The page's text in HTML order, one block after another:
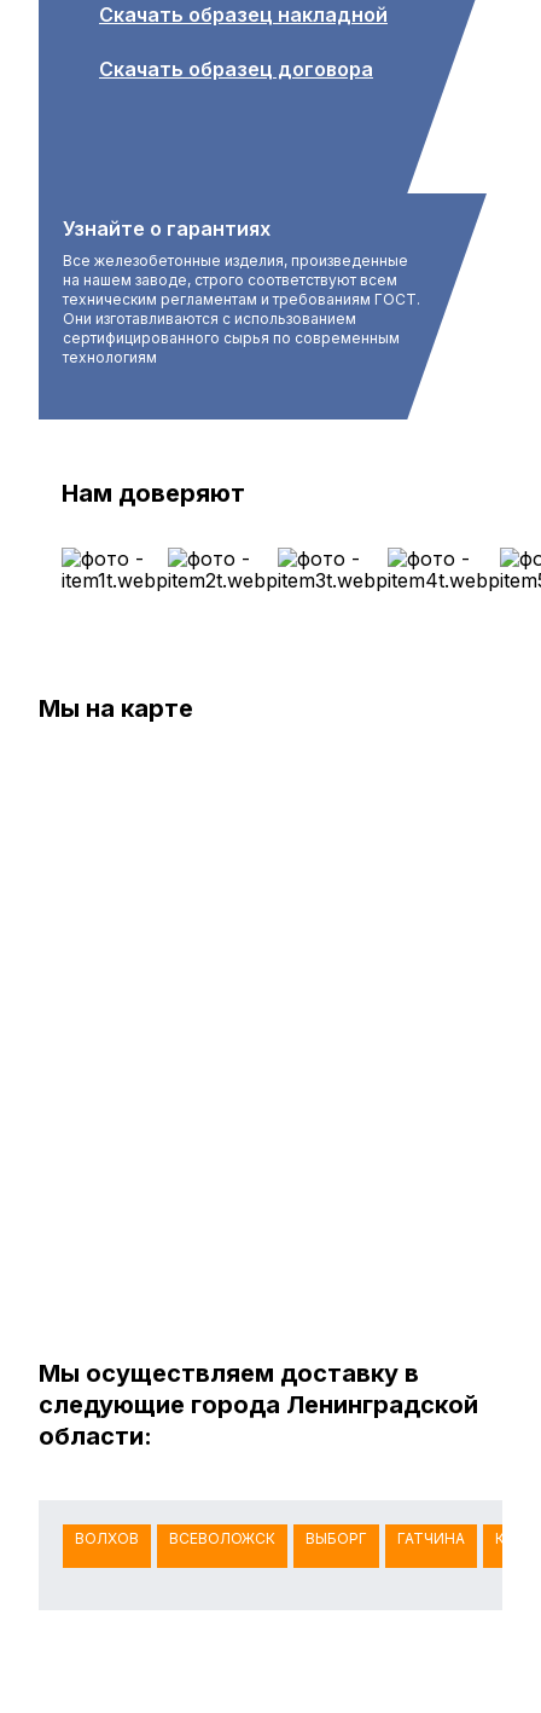
Скачать образец накладной
Скачать образец договора
Узнайте о гарантиях
Все железобетонные изделия, произведенные
на нашем заводе, строго соответствуют всем
техническим регламентам и требованиям ГОСТ.
Они изготавливаются с использованием
сертифицированного сырья по современным
технологиям
Нам доверяют
Мы на карте
Мы осуществляем доставку в
следующие города Ленинградской
области:
ВОЛХОВ ВСЕВОЛОЖСК ВЫБОРГ ГАТЧИНА